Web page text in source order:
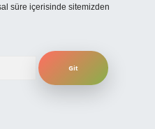
süre içerisinde sitemizden